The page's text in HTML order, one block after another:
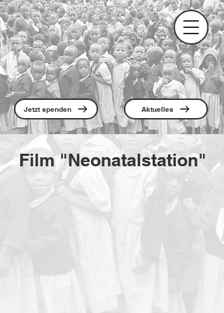
Jetzt spenden Aktuelles
Film "Neonatalstation"